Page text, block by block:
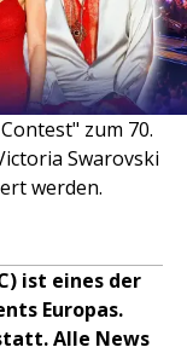
zum 70.
Swarovski
werden.
ist eines der
Europas.
Alle News